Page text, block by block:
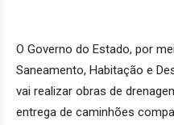
O Governo do Estado, por
Saneamento, Habitação e
vai realizar obras de
entrega de caminhões